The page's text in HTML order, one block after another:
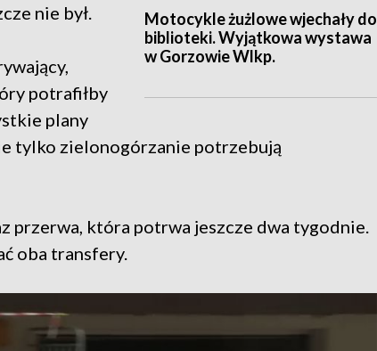
Motocykle żużlowe wjechały do
biblioteki. Wyjątkowa wystawa
w Gorzowie Wlkp.
nie był.
potrafiłby
plany
tylko zielonogórzanie potrzebują
przerwa, która potrwa jeszcze dwa tygodnie.
oba transfery.